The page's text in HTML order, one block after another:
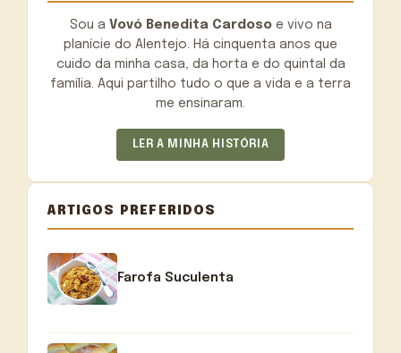
Sou a Vovó Benedita Cardosoe vivo na
planície do Alentejo. Há cinquenta anos que
cuido da minha casa, da horta e do quintal da
família. Aqui partilho tudo o que a vida e a terra
me ensinaram.
LER A MINHA HISTÓRIA
ARTIGOS PREFERIDOS
Farofa Suculenta